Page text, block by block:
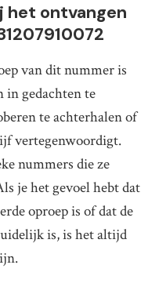
het ontvangen
van dit nummer is
in gedachten te
te achterhalen of
vertegenwoordigt.
nummers die ze
je het gevoel hebt dat
oproep is of dat de
is, is het altijd